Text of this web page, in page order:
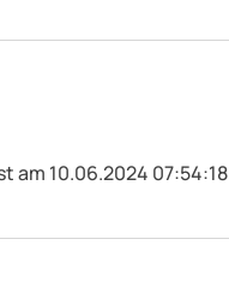
am 10.06.2024 07:54:18